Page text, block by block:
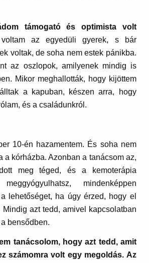
támogató és optimista volt
az egyedüli gyerek, s bár
voltak, de soha nem estek pánikba.
az oszlopok, amilyenek mindig is
Mikor meghallották, hogy kijöttem
a kapuban, készen arra, hogy
és a családunkról.
10-én hazamentem. És soha nem
a kórházba. Azonban a tanácsom az,
meg téged, és a kemoterápia
mindenképpen
lehetőséget, ha úgy érzed, hogy el
Mindig azt tedd, amivel kapcsolatban
bensődben.
tanácsolom, hogy azt tedd, amit
számomra volt egy megoldás. Az